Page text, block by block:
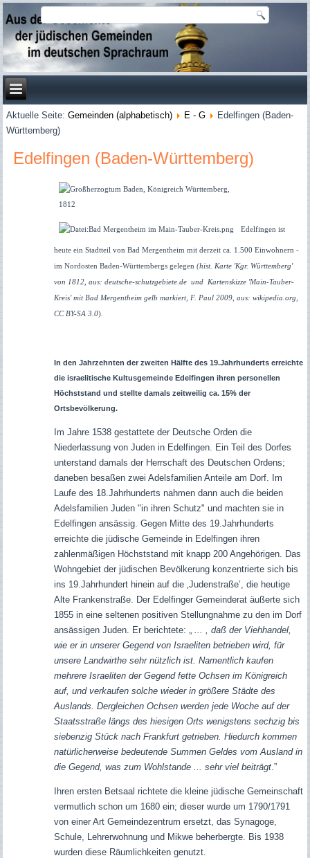
Aktuelle Seite:Gemeinden (alphabetisch) E - G
Edelfingen (Baden-
Württemberg)
Edelfingen (Baden-Württemberg)
Edelfingen ist
heute ein Stadtteil von Bad Mergentheim mit derzeit ca. 1.500 Einwohnern -
im Nordosten Baden-Württembergs gelegen (hist. Karte 'Kgr. Württemberg'
von 1812, aus: deutsche-schutzgebiete.de und Kartenskizze 'Main-Tauber-
Kreis' mit Bad Mergentheim gelb markiert, F. Paul 2009, aus: wikipedia.org,
CC BY-SA 3.0).
In den Jahrzehnten der zweiten Hälfte des 19.Jahrhunderts erreichte
die israelitische Kultusgemeinde Edelfingen ihren personellen
Höchststand und stellte damals zeitweilig ca. 15% der
Ortsbevölkerung.
Im Jahre 1538 gestattete der Deutsche Orden die
Niederlassung von Juden in Edelfingen.
Ein Teil des Dorfes
unterstand damals der Herrschaft des Deutschen Ordens;
daneben besaßen zwei Adelsfamilien Anteile am Dorf. Im
Laufe des 18.Jahrhunderts nahmen dann auch die beiden
Adelsfamilien Juden "in ihren Schutz" und machten sie in
Edelfingen ansässig. Gegen Mitte des 19.Jahrhunderts
erreichte die jüdische Gemeinde in Edelfingen ihren
zahlenmäßigen Höchststand mit knapp 200 Angehörigen. Das
Wohngebiet der jüdischen Bevölkerung konzentrierte sich bis
ins 19.Jahrhundert hinein auf die ‚Judenstraße’, die heutige
Alte Frankenstraße. Der Edelfinger Gemeinderat äußerte sich
1855 in eine seltenen positiven Stellungnahme zu den im Dorf
ansässigen Juden. Er berichtete: „
... , daß der Viehhandel,
wie er in unserer Gegend von Israeliten betrieben wird, für
unsere Landwirthe sehr nützlich ist. Namentlich kaufen
mehrere Israeliten der Gegend fette Ochsen im Königreich
auf, und verkaufen solche wieder in größere Städte des
Auslands. Dergleichen Ochsen werden jede Woche auf der
Staatsstraße längs des hiesigen Orts wenigstens sechzig bis
siebenzig Stück nach Frankfurt getrieben. Hiedurch kommen
natürlicherweise bedeutende Summen Geldes vom Ausland in
die Gegend, was zum Wohlstande ... sehr viel beiträgt.”
Ihren ersten Betsaal richtete die kleine jüdische Gemeinschaft
vermutlich schon um 1680 ein; dieser wurde um 1790/1791
von einer Art Gemeindezentrum ersetzt, das Synagoge,
Schule, Lehrerwohnung und Mikwe beherbergte. Bis 1938
wurden diese Räumlichkeiten genutzt.